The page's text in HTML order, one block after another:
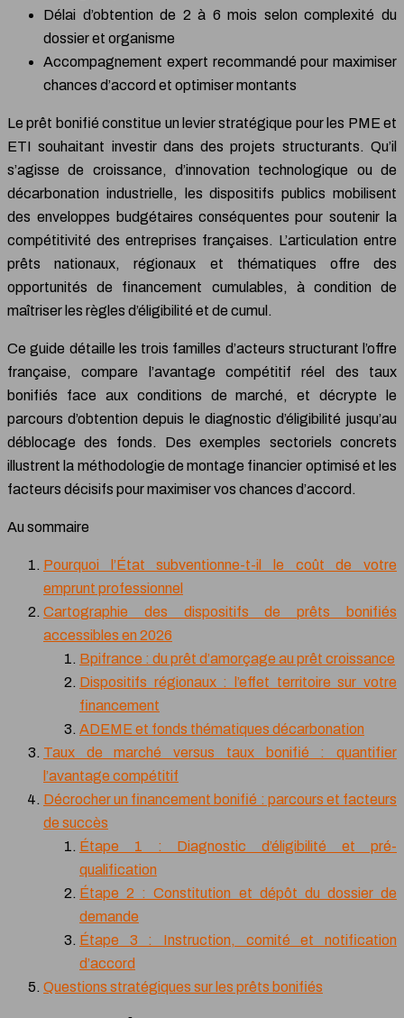
Délai d’obtention de 2 à 6 mois selon complexité du
dossier et organisme
Accompagnement expert recommandé pour maximiser
chances d’accord et optimiser montants
Le prêt bonifié constitue un levier stratégique pour les PME et
ETI souhaitant investir dans des projets structurants. Qu’il
s’agisse de croissance, d’innovation technologique ou de
décarbonation industrielle, les dispositifs publics mobilisent
des enveloppes budgétaires conséquentes pour soutenir la
compétitivité des entreprises françaises. L’articulation entre
prêts nationaux, régionaux et thématiques offre des
opportunités de financement cumulables, à condition de
maîtriser les règles d’éligibilité et de cumul.
Ce guide détaille les trois familles d’acteurs structurant l’offre
française, compare l’avantage compétitif réel des taux
bonifiés face aux conditions de marché, et décrypte le
parcours d’obtention depuis le diagnostic d’éligibilité jusqu’au
déblocage des fonds. Des exemples sectoriels concrets
illustrent la méthodologie de montage financier optimisé et les
facteurs décisifs pour maximiser vos chances d’accord.
Au sommaire
Pourquoi l’État subventionne-t-il le coût de votre
emprunt professionnel
Cartographie des dispositifs de prêts bonifiés
accessibles en 2026
Bpifrance : du prêt d’amorçage au prêt croissance
Dispositifs régionaux : l’effet territoire sur votre
financement
ADEME et fonds thématiques décarbonation
Taux de marché versus taux bonifié : quantifier
l’avantage compétitif
Décrocher un financement bonifié : parcours et facteurs
de succès
Étape 1 : Diagnostic d’éligibilité et pré-
qualification
Étape 2 : Constitution et dépôt du dossier de
demande
Étape 3 : Instruction, comité et notification
d’accord
Questions stratégiques sur les prêts bonifiés